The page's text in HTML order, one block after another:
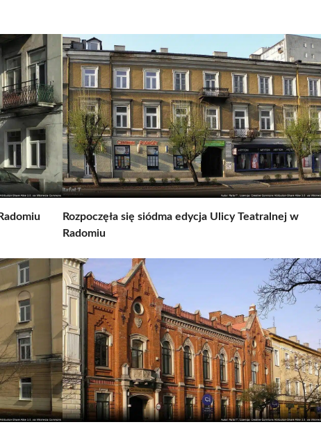
Rozpoczęła się siódma edycja Ulicy Teatralnej w
Radomiu